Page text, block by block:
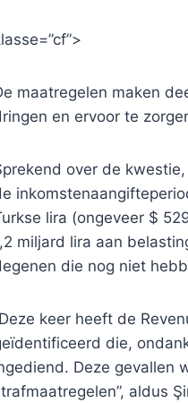
maatregelen maken
en ervoor te
over de
lira (ongeveer $
miljard lira aan
die nog niet
keer heeft de
die,
Deze gevallen
aldus